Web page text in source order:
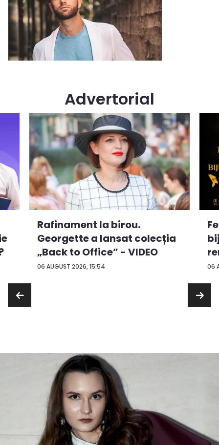
Advertorial
06 AUGUST 2026, 15:54
Rafinament la birou.
Georgette a lansat colecția
„Back to Office” - VIDEO
06
...